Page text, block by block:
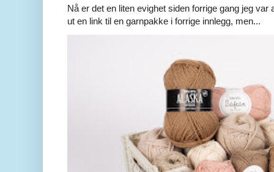
Nå er det en liten evighet siden forrige gang jeg var
ut en link til en garnpakke i forrige innlegg, men...